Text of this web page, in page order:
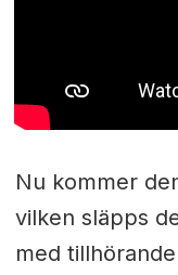
Nu kommer
vilken släpps
med